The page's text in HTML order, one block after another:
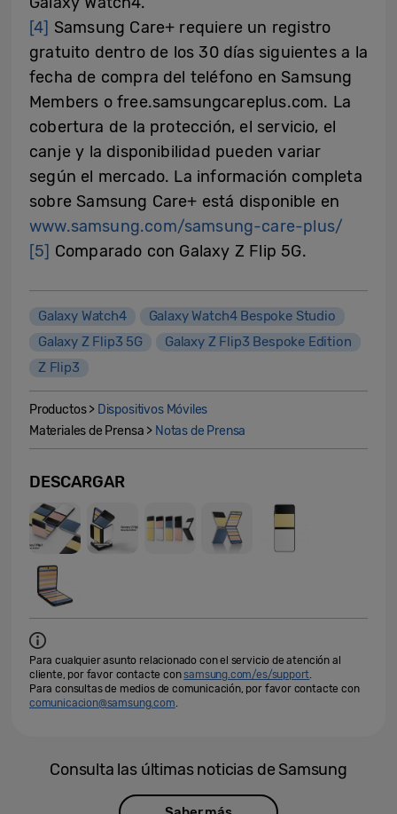
[4] Samsung Care+ requiere un registro
gratuito dentro de los 30 días siguientes a la
fecha de compra del teléfono en Samsung
Members o free.samsungcareplus.com. La
cobertura de la protección, el servicio, el
canje y la disponibilidad pueden variar
según el mercado. La información completa
sobre Samsung Care+ está disponible en
www.samsung.com/samsung-care-plus/
[5] Comparado con Galaxy Z Flip 5G.
Galaxy Watch4
Galaxy Watch4 Bespoke Studio
Galaxy Z Flip3 5G
Galaxy Z Flip3 Bespoke Edition
Z Flip3
Productos > Dispositivos Móviles
Materiales de Prensa > Notas de Prensa
DESCARGAR
Para cualquier asunto relacionado con el servicio de atención al
cliente, por favor contacte consamsung.com/es/support.
Para consultas de medios de comunicación, por favor contacte con
comunicacion@samsung.com.
Consulta las últimas noticias de Samsung